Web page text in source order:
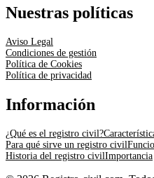
Nuestras políticas
Aviso Legal
Condiciones de gestión
Política de Cookies
Política de privacidad
Información
¿Qué es el registro civil?
Para qué sirve un registro civil
Historia del registro civilImportancia